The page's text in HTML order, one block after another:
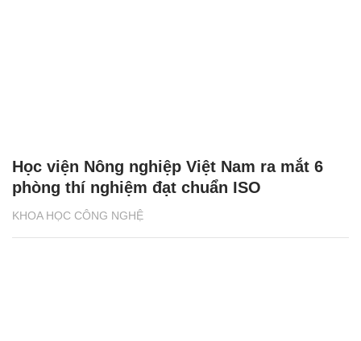
KHOA HỌC CÔNG NGHỆ
Học viện Nông nghiệp Việt Nam ra mắt 6
phòng thí nghiệm đạt chuẩn ISO